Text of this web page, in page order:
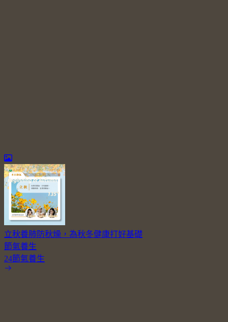
立秋養肺防秋燥，為秋冬健康打好基礎
節氣養生
24節氣養生